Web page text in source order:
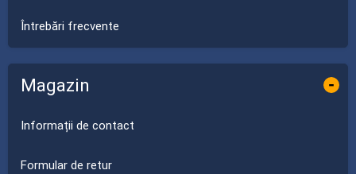
Întrebări frecvente
Magazin -
Informații de contact
Formular de retur